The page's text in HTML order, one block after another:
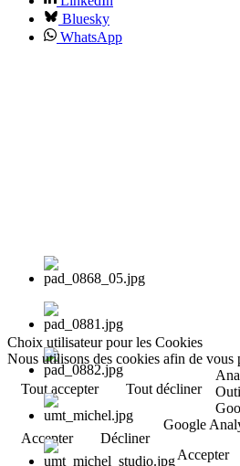
Bluesky
WhatsApp
Choix utilisateur pour les Cookies
Nous utilisons des cookies afin de vous
Tout accepter
Tout décliner
Accepter
Décliner
Google
Accepter